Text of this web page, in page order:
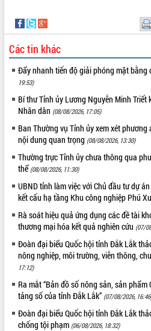
năm 2026
Hội thảo khoa học “Giải pháp thúc đẩy
phát triển nền kinh tế xanh tại tỉnh
Đắk Lắk”
Tăng cường giám sát, đôn đốc thực
hiện nhiệm vụ quản lý tài sản công
hàng tuần
Tháo gỡ những vướng mắc, đẩy mạnh
công tác cải cách thủ tục hành chính
tại Trung tâm Phục vụ hành chính
Đắk Lắk: Tôn vinh 46 giải pháp tại Hội
Đắk Lắk rà soát, điều chỉnh Đề án 190
về phát triển nuôi trồng thủy sản
Phó Chủ tịch UBND tỉnh Đắk Lắk
Trương Công Thái kiểm tra thực địa
Dự án cao tốc Khánh Hòa - Buôn Ma
Thuột
Định vị cà phê Việt Nam như một “di
sản sống” trong dòng chảy toàn cầu
Xây dựng nông thôn mới: Nâng cao đời
sống người dân từ những mô hình thiết
thực
Các tin khác
Đẩy nhanh tiến độ giải phóng mặt bằng
19:53)
Bí thư Tỉnh ủy Lương Nguyễn Minh Triết
Nhân dân (08/08/2026, 17:05)
Ban Thường vụ Tỉnh ủy xem xét
nội dung quan trọng (08/08/2026, 13:30)
Thường trực Tỉnh ủy chưa thông qua
thể (08/08/2026, 11:30)
UBND tỉnh làm việc với Chủ đầu tư dự
kết cấu hạ tầng Khu công nghiệp Phú
Rà soát hiệu quả ứng dụng các đề tài
thương mại hóa kết quả nghiên cứu (07/
Đoàn đại biểu Quốc hội tỉnh Đắk Lắk
nông nghiệp, môi trường, viễn thông,
17:12)
Ra mắt “Bản đồ số nông sản, sản phẩm
tảng số của tỉnh Đắk Lắk” (07/08/2026,
Đoàn đại biểu Quốc hội tỉnh Đắk Lắk
chống tội phạm (06/08/2026, 18:32)